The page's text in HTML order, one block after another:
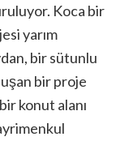
Koca bir
yarım
bir sütunlu
bir proje
konut alanı